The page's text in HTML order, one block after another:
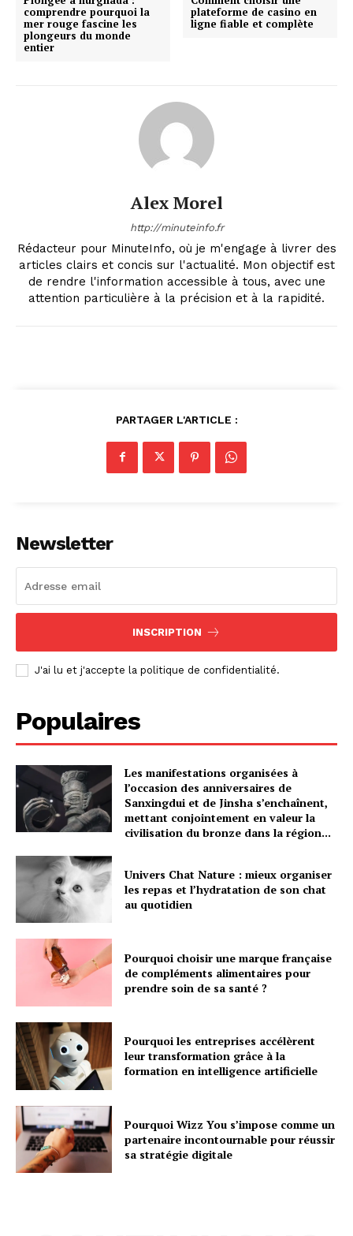
comprendre pourquoi la
mer rouge fascine les
plongeurs du monde
entier
plateforme de casino en
ligne fiable et complète
Alex Morel
http://minuteinfo.fr
Rédacteur pour MinuteInfo, où je m'engage à livrer des
articles clairs et concis sur l'actualité. Mon objectif est
de rendre l'information accessible à tous, avec une
attention particulière à la précision et à la rapidité.
PARTAGER L'ARTICLE :
Newsletter
INSCRIPTION
J'ai lu et j'accepte la politique de confidentialité.
Populaires
Les manifestations organisées à
l’occasion des anniversaires de
Sanxingdui et de Jinsha s’enchaînent,
mettant conjointement en valeur la
civilisation du bronze dans la région...
Univers Chat Nature : mieux organiser
les repas et l’hydratation de son chat
au quotidien
Pourquoi choisir une marque française
de compléments alimentaires pour
prendre soin de sa santé ?
Pourquoi les entreprises accélèrent
leur transformation grâce à la
formation en intelligence artificielle
Pourquoi Wizz You s’impose comme un
partenaire incontournable pour réussir
sa stratégie digitale